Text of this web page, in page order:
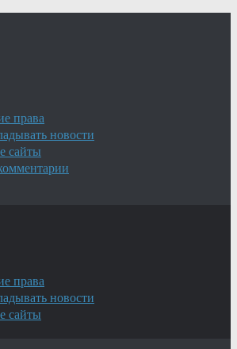
права
новости
сайты
права
новости
сайты